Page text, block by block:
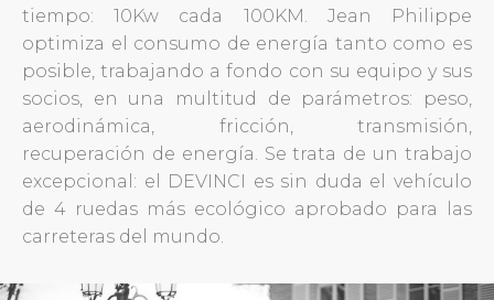
tiempo: 10Kw cada 100KM. Jean Philippe
optimiza el consumo de energía tanto como es
posible, trabajando a fondo con su equipo y sus
socios, en una multitud de parámetros: peso,
aerodinámica, fricción, transmisión,
recuperación de energía. Se trata de un trabajo
excepcional: el DEVINCI es sin duda el vehículo
de 4 ruedas más ecológico aprobado para las
carreteras del mundo.